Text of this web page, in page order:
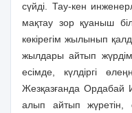
сүйдi. Тау-кен
мақтау зор қуаныш
көкiрегiм жылынып
жылдары айтып
есiмде, күлдiргi
Жезқазғанда Ордабай
алып айтып жүретiн,